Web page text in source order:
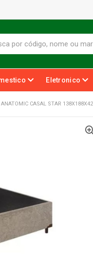
Eletronico
ANATOMIC CASAL STAR